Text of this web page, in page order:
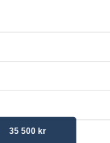
35 500 kr